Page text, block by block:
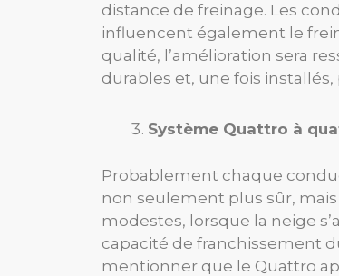
distance de freinage. Les
influencent également le
qualité, l’amélioration sera
durables et, une fois
Système Quattro à
Probablement chaque
non seulement plus sûr,
modestes, lorsque la neige
capacité de franchissement
mentionner que le Quattro